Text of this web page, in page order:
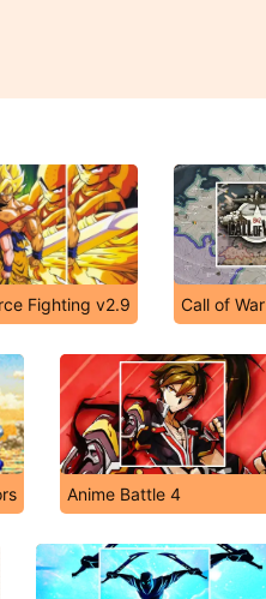
Fighting v2.9 Call of War
Anime Battle 4